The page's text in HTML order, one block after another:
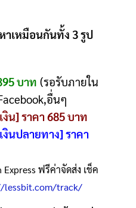
าเหมือนกันทั้ง 3 รูป
บาท (รอรับภายใน
อื่นๆ
งิน] ราคา 685 บาท
งินปลายทาง] ราคา
ฟรีค่าจัดส่ง เช็ค
lessbit.com/track/